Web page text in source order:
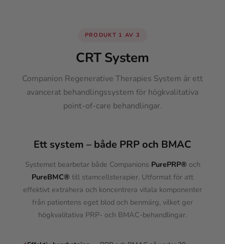
PRODUKT 1 AV 3
CRT System
Companion Regenerative Therapies System är ett
avancerat behandlingssystem för högkvalitativa
point-of-care behandlingar.
Ett system – både PRP och BMAC
Systemet bearbetar både Companions PurePRP® och
PureBMC® till stamcellsterapier. Utformat för att
effektivt extrahera och koncentrera vitala komponenter
från patientens eget blod och benmärg, vilket ger
högkvalitativa PRP- och BMAC-behandlingar.